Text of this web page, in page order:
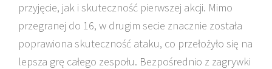
przyjęcie, jak i skuteczność pierwszej akcji. Mimo
przegranej do 16, w drugim secie znacznie została
poprawiona skuteczność ataku, co przełożyło się na
lepsza grę całego zespołu. Bezpośrednio z zagrywki